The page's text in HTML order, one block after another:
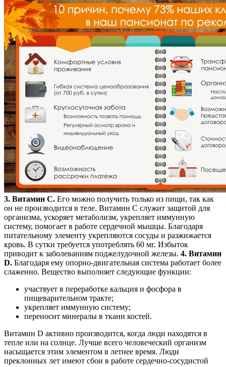
3. Витамин С. Его можно получить только из пищи, так как
он не производится в теле. Витамин С служит защитой для
организма, ускоряет метаболизм, укрепляет иммунную
систему, помогает в работе сердечной мышцы. Благодаря
питательному элементу укрепляются сосуды и разжижается
кровь. В сутки требуется употреблять 60 мг. Избыток
приводит к заболеваниям поджелудочной железы. 4. Витамин
D. Благодаря ему опорно-двигательная система работает более
слаженно. Вещество выполняет следующие функции:
участвует в переработке кальция и фосфора в
пищеварительном тракте;
укрепляет иммунную систему;
переносит минералы в ткани костей.
Витамин D активно производится, когда люди находятся в
тепле или на солнце. Лучше всего человеческий организм
насыщается этим элементом в летнее время. Люди
преклонных лет имеют сбои в работе сердечно-сосудистой